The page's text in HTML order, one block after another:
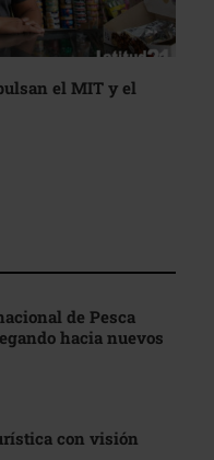
el MIT y el
de Pesca
hacia nuevos
con visión